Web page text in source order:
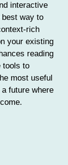
interactive
way to
rich
your existing
reading
tools to
most useful
future where